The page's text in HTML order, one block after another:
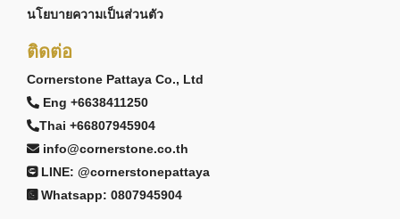
นโยบายความเป็นส่วนตัว
ติดต่อ
Cornerstone Pattaya Co., Ltd
Eng +6638411250
Thai +66807945904
info@cornerstone.co.th
LINE: @cornerstonepattaya
Whatsapp: 0807945904